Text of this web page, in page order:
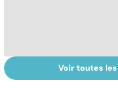
Ados : que faire
en cas de
Voir toutes